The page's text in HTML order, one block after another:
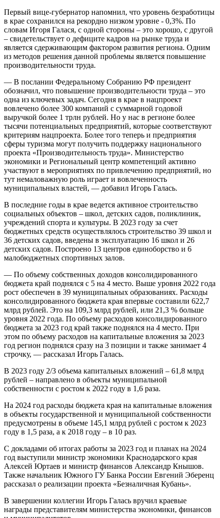
Первый вице-губернатор напомнил, что уровень безработицы
в крае сохранился на рекордно низком уровне - 0,3%. По
словам Игоря Галася, с одной стороны – это хорошо, с другой
– свидетельствует о дефиците кадров на рынке труда и
является сдерживающим фактором развития региона. Одним
из методов решения данной проблемы является повышение
производительности труда.
— В послании Федеральному Cобранию РФ президент
обозначил, что повышение производительности труда – это
одна из ключевых задач. Сегодня в крае в нацпроект
вовлечено более 300 компаний с суммарной годовой
выручкой более 1 трлн рублей. Но у нас в регионе более
тысячи потенциальных предприятий, которые соответствуют
критериям нацпроекта. Более того теперь и предприятия
сферы туризма могут получить поддержку национального
проекта «Производительность труда». Министерство
экономики и Региональный центр компетенций активно
участвуют в мероприятиях по привлечению предприятий, но
тут немаловажную роль играет и вовлеченность
муниципальных властей, — добавил Игорь Галась.
В последние годы в крае ведется активное строительство
социальных объектов – школ, детских садов, поликлиник,
учреждений спорта и культуры. В 2023 году за счет
бюджетных средств осуществлялось строительство 39 школ и
36 детских садов, введены в эксплуатацию 16 школ и 26
детских садов. Построено 13 центров единоборство и 6
малобюджетных спортивных залов.
— По объему собственных доходов консолидированного
бюджета край поднялся с 5 на 4 место. Выше уровня 2022 года
рост обеспечен в 39 муниципальных образованиях. Расходы
консолидированного бюджета края впервые составили 622,7
млрд рублей. Это на 109,3 млрд рублей, или 21,3 % больше
уровня 2022 года. По объему расходов консолидированного
бюджета за 2023 год край также поднялся на 4 место. При
этом по объему расходов на капитальные вложения за 2023
год регион поднялся сразу на 3 позиции и также занимает 4
строчку, — рассказал Игорь Галась.
В 2023 году 2/3 объема капитальных вложений – 61,8 млрд
рублей – направлено в объекты муниципальной
собственности с ростом к 2022 году в 1,6 раза.
На 2024 год расходы бюджета края на капитальные вложения
в объекты государственной и муниципальной собственности
предусмотрены в объеме 145,1 млрд рублей с ростом к 2023
году в 1,5 раза, а к 2018 году – в 10 раз.
С докладами об итогах работы за 2023 год и планах на 2024
год выступили министр экономики Краснодарского края
Алексей Юртаев и министр финансов Александр Кнышов.
Также начальник Южного ГУ Банка России Евгений Эберенц
рассказал о реализации проекта «Безналичная Кубань».
В завершении коллегии Игорь Галась вручил краевые
награды представителям министерства экономики, финансов